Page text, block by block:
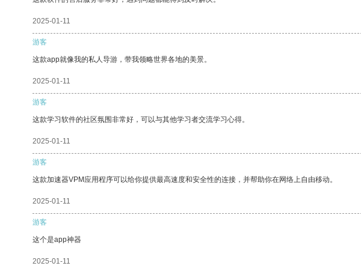
2025-01-11
游客
这款app就像我的私人导游，带我领略世界各地的美景。
2025-01-11
游客
这款学习软件的社区氛围非常好，可以与其他学习者交流学习心得。
2025-01-11
游客
这款加速器VPM应用程序可以给你提供最高速度和安全性的连接，并帮助你在网络上自由移动。
2025-01-11
游客
这个是app神器
2025-01-11